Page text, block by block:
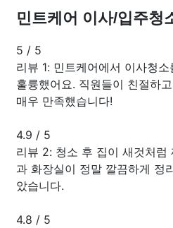
민트케어 이사/입주청
5 / 5
리뷰 1: 민트케어에서 이사청
훌륭했어요. 직원들이 친절하
매우 만족했습니다!
4.9 / 5
리뷰 2: 청소 후 집이 새것처럼
과 화장실이 정말 깔끔하게 정
았습니다.
4.8 / 5